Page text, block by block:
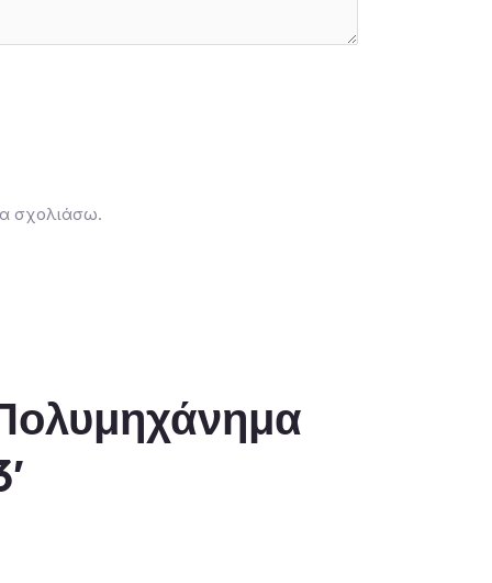
σχολιάσω.